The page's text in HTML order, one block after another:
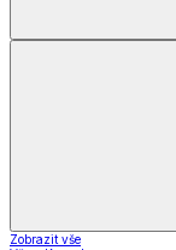
Zobrazit vše